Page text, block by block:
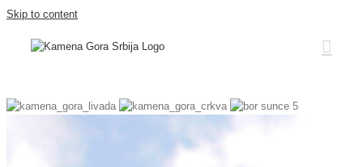
Skip to content